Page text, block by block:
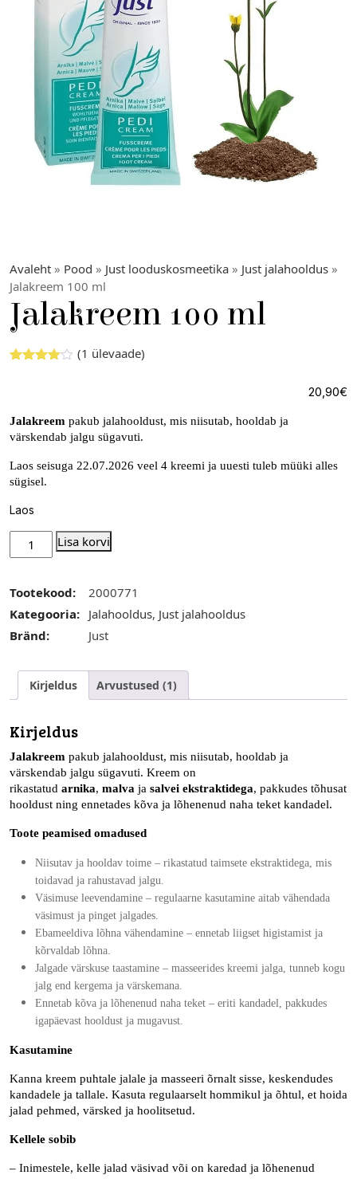
Avaleht » Pood » Just looduskosmeetika » Just jalahooldus »
Jalakreem 100 ml
Jalakreem 100 ml
põhjal
(1 ülevaade)
€
20,90
Jalakreem pakub jalahooldust, mis niisutab, hooldab ja
värskendab jalgu sügavuti.
Laos seisuga 22.07.2026 veel 4 kreemi ja uuesti tuleb müüki alles
sügisel.
Laos
Lisa korvi
Tootekood:
2000771
Kategooria: Jalahooldus, Just jalahooldus
Bränd:
Just
Kirjeldus Arvustused (1)
Kirjeldus
Jalakreem pakub jalahooldust, mis niisutab, hooldab ja
värskendab jalgu sügavuti. Kreem on
rikastatud arnika, malva ja salvei ekstraktidega, pakkudes tõhusat
hooldust ning ennetades kõva ja lõhenenud naha teket kandadel.
Toote peamised omadused
Niisutav ja hooldav toime – rikastatud taimsete ekstraktidega, mis
toidavad ja rahustavad jalgu.
Väsimuse leevendamine – regulaarne kasutamine aitab vähendada
väsimust ja pinget jalgades.
Ebameeldiva lõhna vähendamine – ennetab liigset higistamist ja
kõrvaldab lõhna.
Jalgade värskuse taastamine – masseerides kreemi jalga, tunneb kogu
jalg end kergema ja värskemana.
Ennetab kõva ja lõhenenud naha teket – eriti kandadel, pakkudes
igapäevast hooldust ja mugavust.
Kasutamine
Kanna kreem puhtale jalale ja masseeri õrnalt sisse, keskendudes
kandadele ja tallale. Kasuta regulaarselt hommikul ja õhtul, et hoida
jalad pehmed, värsked ja hoolitsetud.
Kellele sobib
– Inimestele, kelle jalad väsivad või on karedad ja lõhenenud